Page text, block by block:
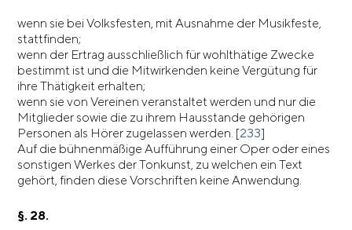
wenn sie bei Volksfesten, mit Ausnahme der Musikfeste,
stattfinden;
wenn der Ertrag ausschließlich für wohlthätige Zwecke
bestimmt ist und die Mitwirkenden keine Vergütung für
ihre Thätigkeit erhalten;
wenn sie von Vereinen veranstaltet werden und nur die
Mitglieder sowie die zu ihrem Hausstande gehörigen
Personen als Hörer zugelassen werden. [233]
Auf die bühnenmäßige Aufführung einer Oper oder eines
sonstigen Werkes der Tonkunst, zu welchen ein Text
gehört, finden diese Vorschriften keine Anwendung.
§. 28.